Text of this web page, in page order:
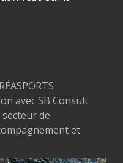
avec SB Consult
de
et